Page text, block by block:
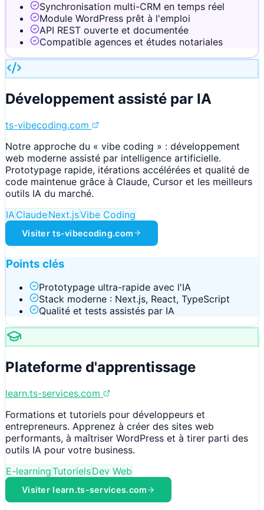
Synchronisation multi-CRM en temps réel
Module WordPress prêt à l'emploi
API REST ouverte et documentée
Compatible agences et études notariales
Développement assisté par IA
ts-vibecoding.com
Notre approche du « vibe coding » : développement
web moderne assisté par intelligence artificielle.
Prototypage rapide, itérations accélérées et qualité de
code maintenue grâce à Claude, Cursor et les meilleurs
outils IA du marché.
IA ClaudeNext.jsVibe Coding
Visiter ts-vibecoding.com
Points clés
Prototypage ultra-rapide avec l'IA
Stack moderne : Next.js, React, TypeScript
Qualité et tests assistés par IA
Plateforme d'apprentissage
learn.ts-services.com
Formations et tutoriels pour développeurs et
entrepreneurs. Apprenez à créer des sites web
performants, à maîtriser WordPress et à tirer parti des
outils IA pour votre business.
E-learningTutorielsDev Web
Visiter learn.ts-services.com